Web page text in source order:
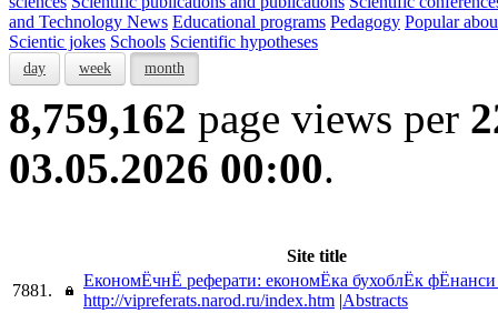
and Technology News Educational programs Pedagogy Popular
Scientic jokes Schools Scientific hypotheses
day week month
8,759,162 page views per
03.05.2026 00:00.
Site title
7881.
ЕкономЁчнЁ реферати: економЁка бухоблЁк
http://vipreferats.narod.ru/index.htm |Abstracts